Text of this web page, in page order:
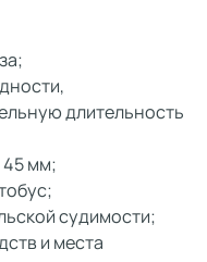
длительность
мм;
судимости;
и места